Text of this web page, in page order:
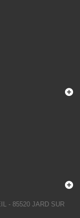
- 85520 JARD SUR